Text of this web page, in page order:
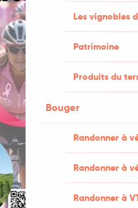
Les vignobles
Patrimoine
Produits du
Bouger
Randonner à
Randonner à
Randonner à